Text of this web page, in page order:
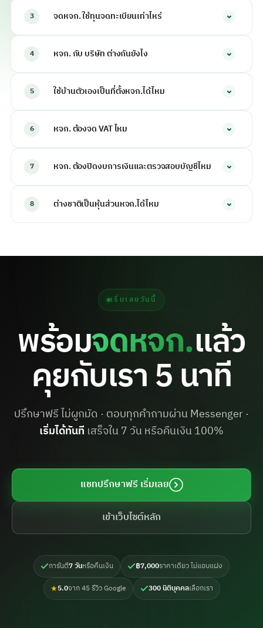
น้อย 2 คนขึ้นไป ตามประมวลกฎหมายแพ่งและพาณิชย์
บุคคลธรรมดาก่อน หรือชวนญาติสนิทมาเป็นหุ้นส่วนอีก 1 คน
3 จดหจก. ใช้ทุนจดทะเบียนเท่าไหร่
ได้ตามที่หุ้นส่วนตกลงกัน แต่ควรตั้งให้สมเหตุสมผลกับขนาด
4 หจก. กับ บริษัท ต่างกันยังไง
กันที่หจก.มีหุ้นส่วนผู้จัดการที่รับผิดไม่จำกัด โครงสร้างเรียบ
เหมาะธุรกิจที่จะระดมทุนหรือรับงานองค์กร อ่านเพิ่ม
ทะเบียนบริษัท
5 ใช้บ้านตัวเองเป็นที่ตั้งหจก.ได้ไหม
แนบสัญญาเช่า หรือหนังสือยินยอมจากเจ้าของบ้าน เผื่อกรณี
6 หจก. ต้องจด VAT ไหม
ใกล้หรือเกิน1.8 ล้านบาทภายใน 30 วันหลังเกิน ถ้ารายได้ยัง
7 หจก. ต้องปิดงบการเงินและตรวจสอบบัญชีไหม
นิติบุคคลทั่วไป โดยหจก.ขนาดเล็กที่ทุนไม่เกิน 5 ล้านบาท
8 ต่างชาติเป็นหุ้นส่วนหจก.ได้ไหม
ประกอบธุรกิจของคนต่างด้าว ซึ่งมีข้อจำกัดในบางประเภท
เริ่มเลยวันนี้
พร้อมจดหจก.แล้ว
คุยกับเรา 5 นาที
ปรึกษาฟรี ไม่ผูกมัด · ตอบทุกคำถามผ่าน Messenger ·
เริ่มได้ทันที เสร็จใน 7 วัน หรือคืนเงิน 100%
แชทปรึกษาฟรี เริ่มเลย
เข้าเว็บไซต์หลัก
การันตี7 วันหรือคืนเงิน ฿7,000ราคาเดียว ไม่แอบแฝง
★5.0จาก 45 รีวิว Google 300 นิติบุคคลเลือกเรา